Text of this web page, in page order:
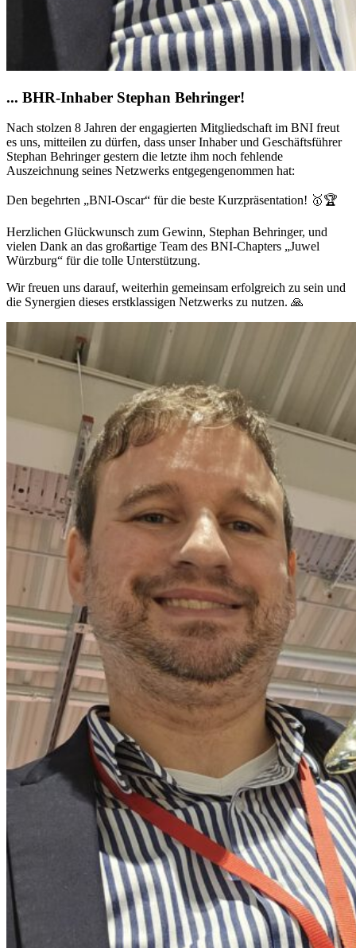
... BHR-Inhaber Stephan Behringer!
Nach stolzen 8 Jahren der engagierten Mitgliedschaft im BNI freut
es uns, mitteilen zu dürfen, dass unser Inhaber und Geschäftsführer
Stephan Behringer gestern die letzte ihm noch fehlende
Auszeichnung seines Netzwerks entgegengenommen hat:
Den begehrten „BNI-Oscar“ für die beste Kurzpräsentation! 🥇🏆
Herzlichen Glückwunsch zum Gewinn, Stephan Behringer, und
vielen Dank an das großartige Team des BNI-Chapters „Juwel
Würzburg“ für die tolle Unterstützung.
Wir freuen uns darauf, weiterhin gemeinsam erfolgreich zu sein und
die Synergien dieses erstklassigen Netzwerks zu nutzen. 🙏